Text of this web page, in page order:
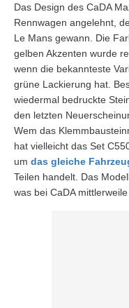
Das Design des CaDA
Rennwagen angelehnt,
Le Mans gewann. Die
gelben Akzenten wurde
wenn die bekannteste
grüne Lackierung hat.
wiedermal bedruckte
den letzten
Wem das
hat vielleicht das Set
um das gleiche
Teilen handelt. Das
was bei CaDA